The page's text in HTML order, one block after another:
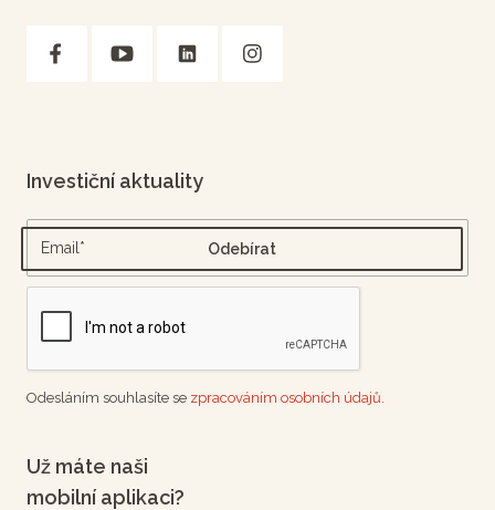
Investiční aktuality
Odesláním souhlasíte se zpracováním osobních údajů.
Už máte naši
mobilní aplikaci?